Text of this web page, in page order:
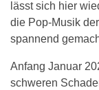
lässt sich hier
die Pop-Musik
spannend
Anfang Januar
schweren